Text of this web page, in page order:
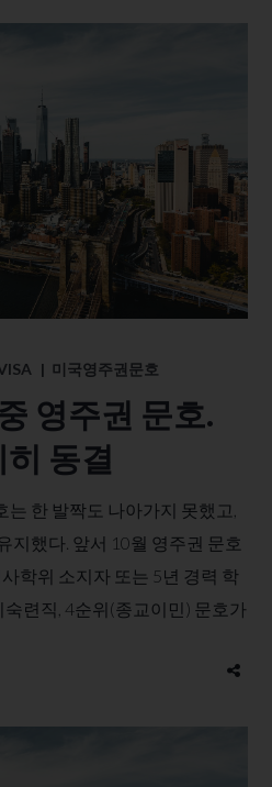
미국영주권문호
영주권 문호.
동결
한 발짝도 나아가지 못했고,
지했다. 앞서 10월 영주권 문호
학위 소지자 또는 5년 경력 학
련직, 4순위(종교이민) 문호가